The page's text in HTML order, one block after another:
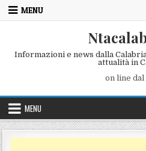
Skip to content
MENU
Informazioni e news dalla
attualità in
on line dal
MENU